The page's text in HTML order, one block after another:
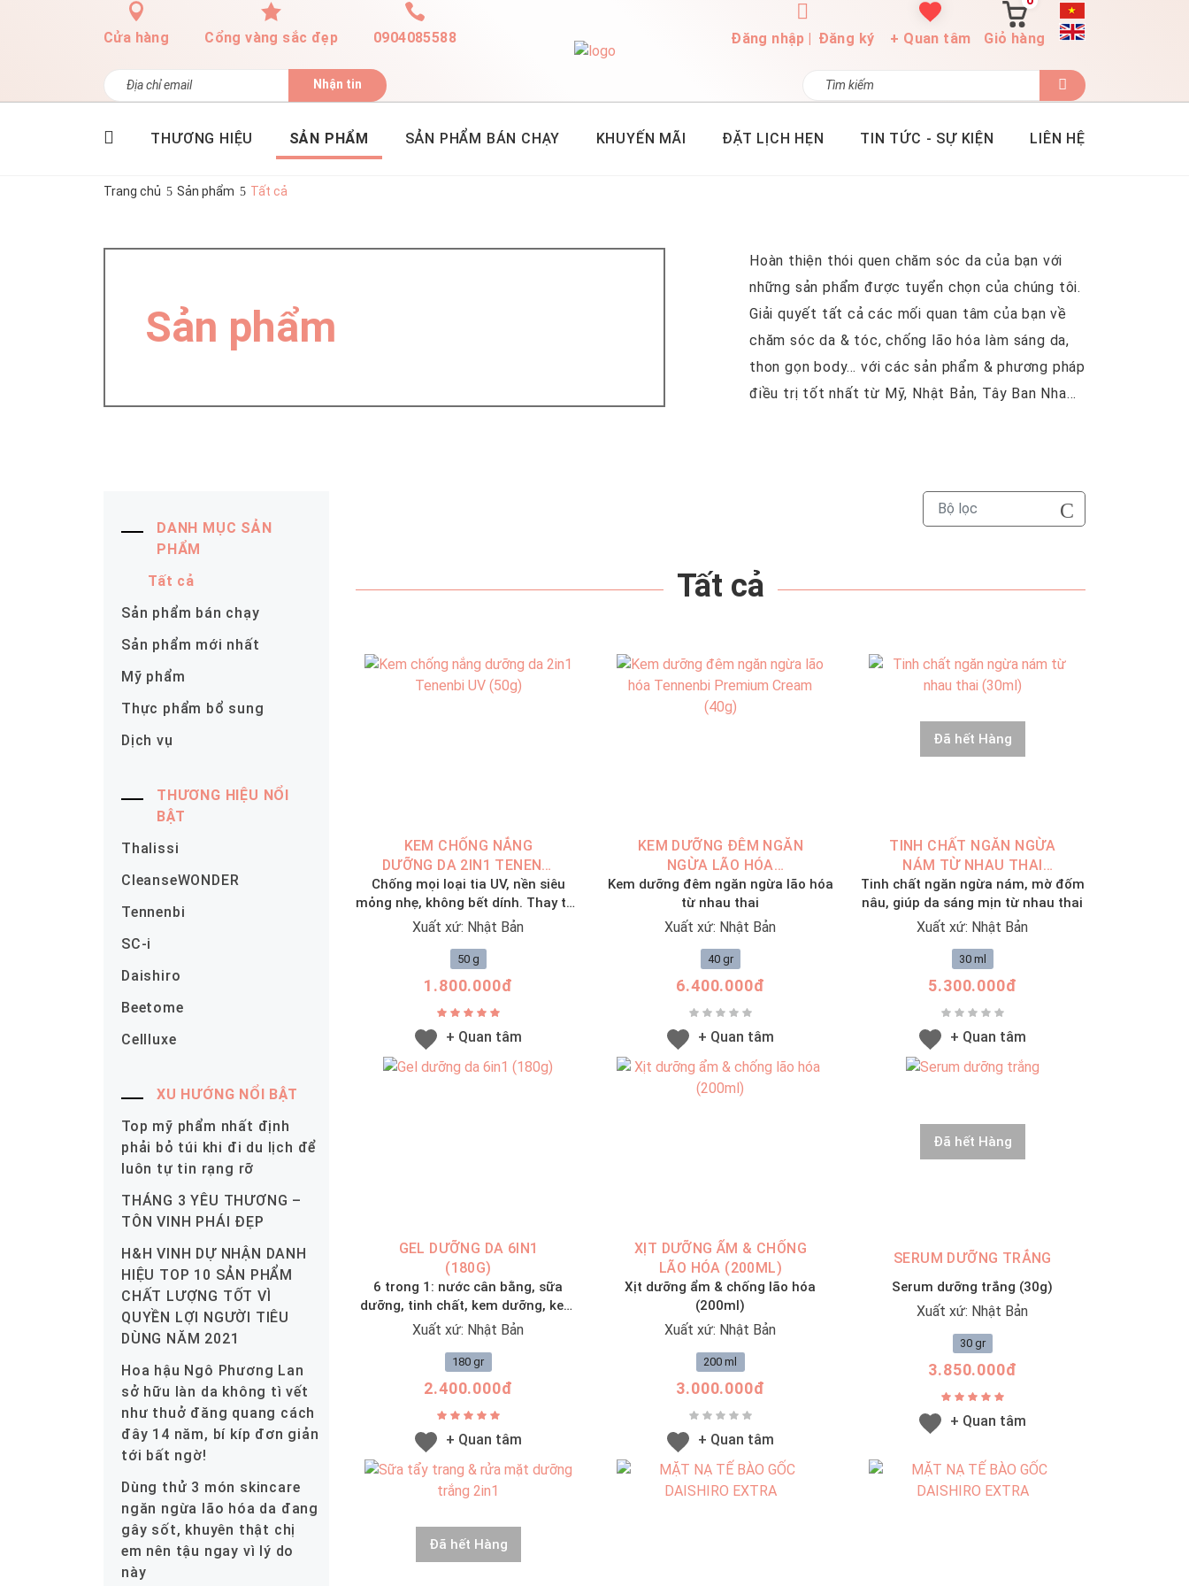
Cửa hàng Cổng vàng sắc đẹp 0904085588
Nhận tin
Đăng nhập | Đăng ký + Quan tâm Giỏ hàng
THƯƠNG HIỆU SẢN PHẨM SẢN PHẨM BÁN CHẠY KHUYẾN MÃI ĐẶT LỊCH HẸN TIN TỨC - SỰ KIỆN LIÊN HỆ
Trang chủ Sản phẩm Tất cả
Sản phẩm
Hoàn thiện thói quen chăm sóc da của bạn với
những sản phẩm được tuyển chọn của chúng tôi.
Giải quyết tất cả các mối quan tâm của bạn về
chăm sóc da & tóc, chống lão hóa làm sáng da,
thon gọn body… với các sản phẩm & phương pháp
điều trị tốt nhất từ Mỹ, Nhật Bản, Tây Ban Nha…
DANH MỤC SẢN
PHẨM
Tất cả
Sản phẩm bán chạy
Sản phẩm mới nhất
Mỹ phẩm
Thực phẩm bổ sung
Dịch vụ
THƯƠNG HIỆU NỔI
BẬT
Thalissi
CleanseWONDER
Tennenbi
SC-i
Daishiro
Beetome
Cellluxe
XU HƯỚNG NỔI BẬT
Top mỹ phẩm nhất định
phải bỏ túi khi đi du lịch để
luôn tự tin rạng rỡ
THÁNG 3 YÊU THƯƠNG –
TÔN VINH PHÁI ĐẸP
H&H VINH DỰ NHẬN DANH
HIỆU TOP 10 SẢN PHẨM
CHẤT LƯỢNG TỐT VÌ
QUYỀN LỢI NGƯỜI TIÊU
DÙNG NĂM 2021
Hoa hậu Ngô Phương Lan
sở hữu làn da không tì vết
như thuở đăng quang cách
đây 14 năm, bí kíp đơn giản
tới bất ngờ!
Dùng thử 3 món skincare
ngăn ngừa lão hóa da đang
gây sốt, khuyên thật chị
em nên tậu ngay vì lý do
này
Bộ lọc
Tất cả
KEM CHỐNG NẮNG
DƯỠNG DA 2IN1 TENENBI
UV (50G)
Chống mọi loại tia UV, nền siêu
mỏng nhẹ, không bết dính. Thay thế
kem chống nắng & kem dưỡng da
Xuất xứ: Nhật Bản
50 g
1.800.000đ
+ Quan tâm
KEM DƯỠNG ĐÊM NGĂN
NGỪA LÃO HÓA
TENNENBI PREMIUM
CREAM (40G)
Kem dưỡng đêm ngăn ngừa lão hóa
từ nhau thai
Xuất xứ: Nhật Bản
40 gr
6.400.000đ
+ Quan tâm
Đã hết Hàng
TINH CHẤT NGĂN NGỪA
NÁM TỪ NHAU THAI
(30ML)
Tinh chất ngăn ngừa nám, mờ đốm
nâu, giúp da sáng mịn từ nhau thai
Xuất xứ: Nhật Bản
30 ml
5.300.000đ
+ Quan tâm
GEL DƯỠNG DA 6IN1
(180G)
6 trong 1: nước cân bằng, sữa
dưỡng, tinh chất, kem dưỡng, kem
lót trang điểm, mặt nạ
Xuất xứ: Nhật Bản
180 gr
2.400.000đ
+ Quan tâm
XỊT DƯỠNG ẨM & CHỐNG
LÃO HÓA (200ML)
Xịt dưỡng ẩm & chống lão hóa
(200ml)
Xuất xứ: Nhật Bản
200 ml
3.000.000đ
+ Quan tâm
Đã hết Hàng
SERUM DƯỠNG TRẮNG
Serum dưỡng trắng (30g)
Xuất xứ: Nhật Bản
30 gr
3.850.000đ
+ Quan tâm
Đã hết Hàng